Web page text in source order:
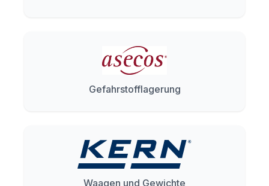
Gefahrstofflagerung
Waagen und Gewichte